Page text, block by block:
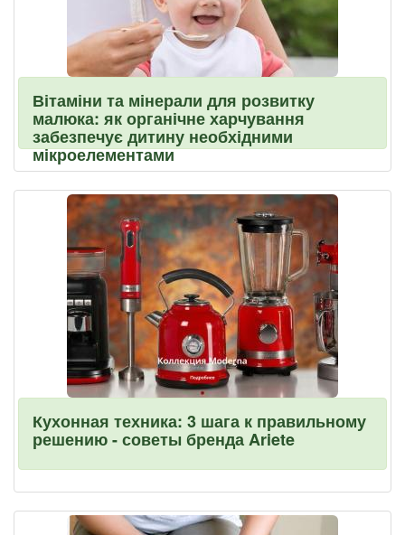
Вітаміни та мінерали для розвитку
малюка: як органічне харчування
забезпечує дитину необхідними
мікроелементами
Кухонная техника: 3 шага к правильному
решению - советы бренда Ariete